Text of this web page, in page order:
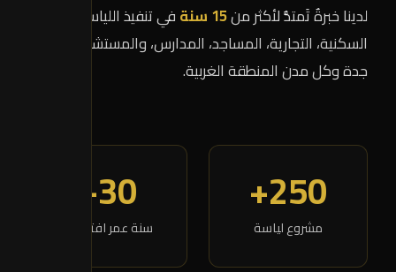
لدينا خبرةٌ تَمتدُّ لأكثر من15 سنة
في تنفيذ اللياسة للمباني
السكنية، التجارية، المساجد، المدارس، والمستشفيات في
جدة وكل مدن المنطقة الغربية.
250+
مشروع لياسة
30+
سنة عمر افتراضي